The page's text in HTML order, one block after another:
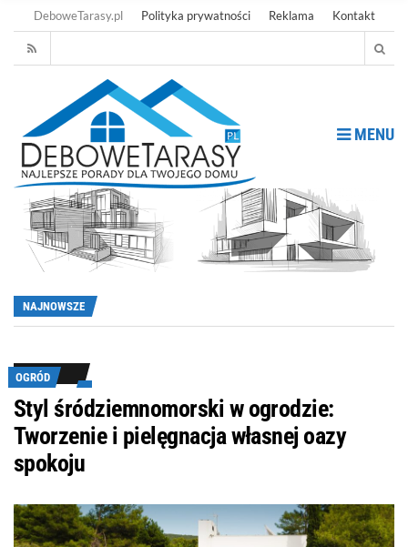
DeboweTarasy.pl Polityka prywatności Reklama Kontakt
MENU
NAJNOWSZE
OGRÓD
Styl śródziemnomorski w ogrodzie:
Tworzenie i pielęgnacja własnej oazy
spokoju